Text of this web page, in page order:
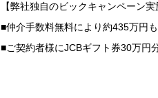
【弊社独自のビックキャンペーン実
■仲介手数料無料により約435万円
■ご契約者様にJCBギフト券30万円